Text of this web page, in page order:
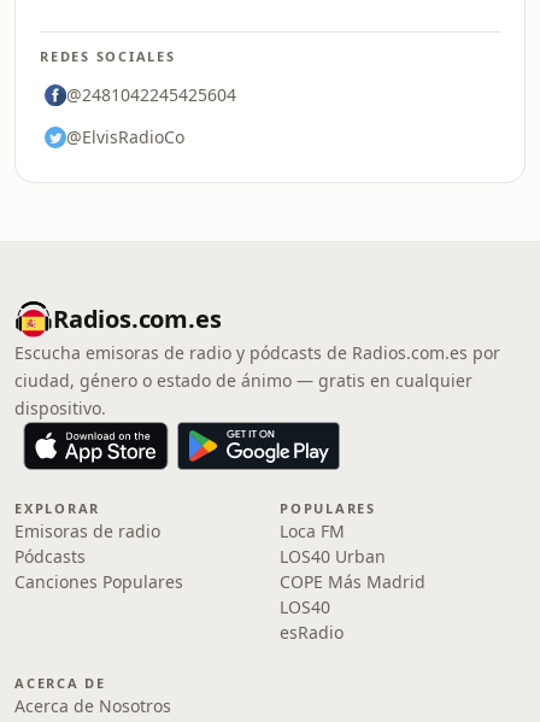
REDES SOCIALES
@2481042245425604
@ElvisRadioCo
Radios.com.es
Escucha emisoras de radio y pódcasts de Radios.com.es por
ciudad, género o estado de ánimo — gratis en cualquier
dispositivo.
EXPLORAR
Emisoras de radio
Pódcasts
Canciones Populares
POPULARES
Loca FM
LOS40 Urban
COPE Más Madrid
LOS40
esRadio
ACERCA DE
Acerca de Nosotros